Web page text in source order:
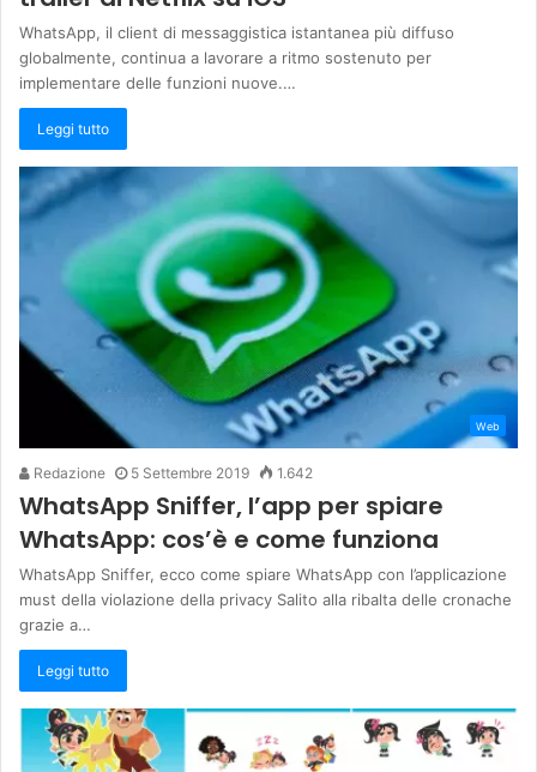
WhatsApp, il client di messaggistica istantanea più diffuso
globalmente, continua a lavorare a ritmo sostenuto per
implementare delle funzioni nuove.…
Leggi tutto
Web
Redazione 5 Settembre 2019 1.642
WhatsApp Sniffer, l’app per spiare
WhatsApp: cos’è e come funziona
WhatsApp Sniffer, ecco come spiare WhatsApp con l’applicazione
must della violazione della privacy Salito alla ribalta delle cronache
grazie a…
Leggi tutto